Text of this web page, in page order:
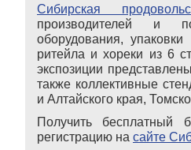
Сибирская
производителей и
оборудования,
ритейла и хореки из 6
экспозиции
также коллективные
и Алтайского края,
Получить бесплатный
регистрацию на сайте